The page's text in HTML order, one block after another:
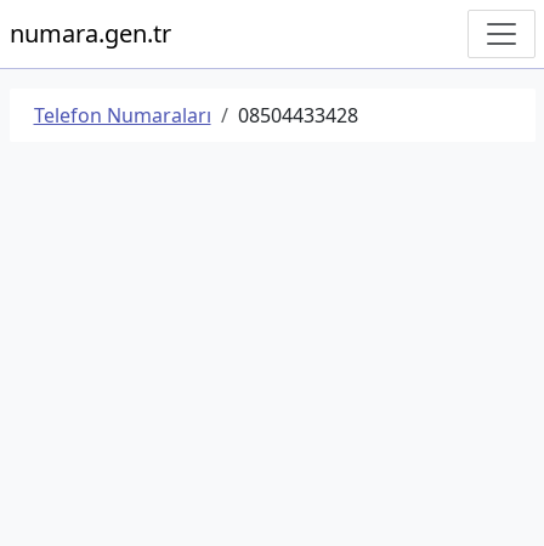
numara.gen.tr
Telefon Numaraları 08504433428